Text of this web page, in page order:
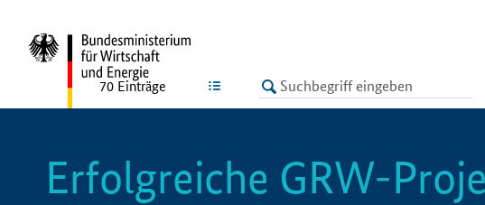
LISTE
70 Einträge
Erfolgreiche GRW-